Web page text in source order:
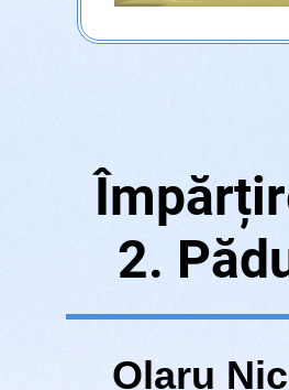
2.
Olaru